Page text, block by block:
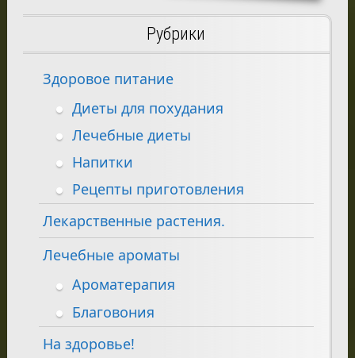
Рубрики
Здоровое питание
Диеты для похудания
Лечебные диеты
Напитки
Рецепты приготовления
Лекарственные растения.
Лечебные ароматы
Ароматерапия
Благовония
На здоровье!